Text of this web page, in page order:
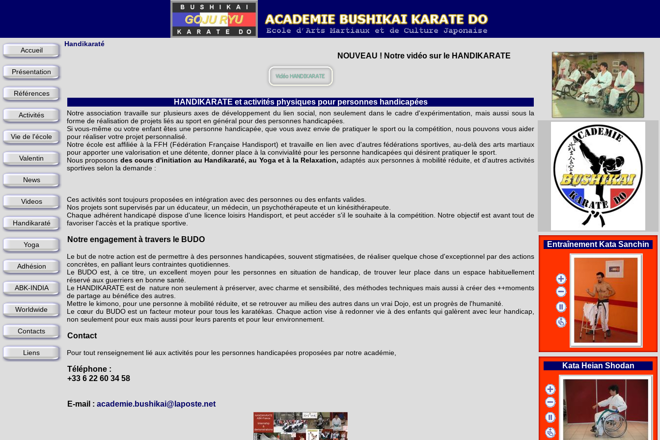
Accueil
Présentation
Références
Activités
Vie de l'école
Valentin
News
Videos
Handikaraté
Yoga
Adhésion
ABK-INDIA
Worldwide
Contacts
Liens
Handikaraté
NOUVEAU ! Notre vidéo sur le HANDIKARATE
HANDIKARATE et activités physiques pour personnes handicapées
Notre association travaille sur plusieurs axes de développement du lien social, non seulement dans le cadre d'expérimentation, mais aussi sous la
forme de réalisation de projets liés au sport en général pour des personnes handicapées.
Si vous-même ou votre enfant êtes une personne handicapée, que vous avez envie de pratiquer le sport ou la compétition, nous pouvons vous aider
pour réaliser votre projet personnalisé.
Notre école est affiliée à la FFH (Fédération Française Handisport) et travaille en lien avec d'autres fédérations sportives, au-delà des arts martiaux
pour apporter une valorisation et une détente, donner place à la convivialité pour les personne handicapées qui désirent pratiquer le sport.
Nous proposons des cours d'initiation au Handikaraté, au Yoga et à la Relaxation, adaptés aux personnes à mobilité réduite, et d'autres activités
sportives selon la demande :
Ces activités sont toujours proposées en intégration avec des personnes ou des enfants valides.
Nos projets sont supervisés par un éducateur, un médecin, un psychothérapeute et un kinésithérapeute.
Chaque adhérent handicapé dispose d'une licence loisirs Handisport, et peut accéder s'il le souhaite à la compétition. Notre objectif est avant tout de
favoriser l'accès et la pratique sportive.
Notre engagement à travers le BUDO
Le but de notre action est de permettre à des personnes handicapées, souvent stigmatisées, de réaliser quelque chose d'exceptionnel par des actions
concrètes, en palliant leurs contraintes quotidiennes.
Le BUDO est, à ce titre, un excellent moyen pour les personnes en situation de handicap, de trouver leur place dans un espace habituellement
réservé aux guerriers en bonne santé.
Le HANDIKARATE est de nature non seulement à préserver, avec charme et sensibilité, des méthodes techniques mais aussi à créer des ++moments
de partage au bénéfice des autres.
Mettre le kimono, pour une personne à mobilité réduite, et se retrouver au milieu des autres dans un vrai Dojo, est un progrès de l'humanité.
Le cœur du BUDO est un facteur moteur pour tous les karatékas. Chaque action vise à redonner vie à des enfants qui galèrent avec leur handicap,
non seulement pour eux mais aussi pour leurs parents et pour leur environnement.
Contact
Pour tout renseignement lié aux activités pour les personnes handicapées proposées par notre académie,
Téléphone :
+33 6 22 60 34 58
E-mail : academie.bushikai@laposte.net
Entraînement Kata Sanchin
Kata Heian Shodan